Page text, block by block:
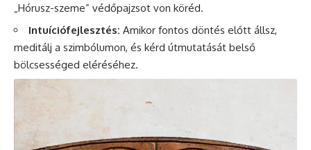
„Hórusz-szeme” védőpajzsot von köréd.
Intuíciófejlesztés: Amikor fontos döntés előtt állsz,
meditálj a szimbólumon, és kérd útmutatását belső
bölcsességed eléréséhez.